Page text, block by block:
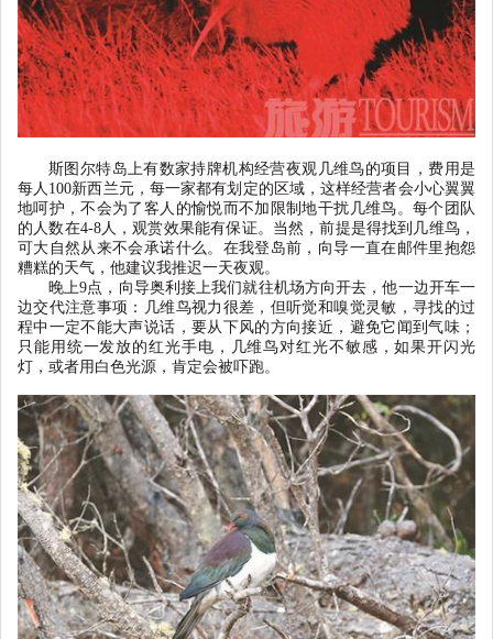
斯图尔特岛上有数家持牌机构经营夜观几维鸟的项目，费用是
每人 100新西兰元，每一家都有划定的区域，这样经营者会小心翼翼
地呵护，不会为了客人的愉悦而不加限制地干扰几维鸟。每个团队
的人数在4-8人，观赏效果能有保证。当然，前提是得找到几维鸟，
可大自然从来不会承诺什么。在我登岛前，向导一直在邮件里抱怨
糟糕的天气，他建议我推迟一天夜观。
晚上9点，向导奥利接上我们就往机场方向开去，他一边开车一
边交代注意事项：几维鸟视力很差，但听觉和嗅觉灵敏，寻找的过
程中一定不能大声说话，要从下风的方向接近，避免它闻到气味；
只能用统一发放的红光手电，几维鸟对红光不敏感，如果开闪光
灯，或者用白色光源，肯定会被吓跑。